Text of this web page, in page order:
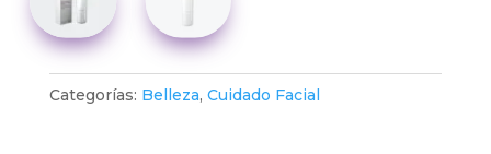
Categorías: Belleza, Cuidado Facial